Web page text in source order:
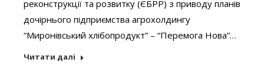
реконструкції та розвитку (ЄБРР) з приводу планів
дочірнього підприємства агрохолдингу
“Миронівський хлібопродукт” – “Перемога Нова”…
Читати далі